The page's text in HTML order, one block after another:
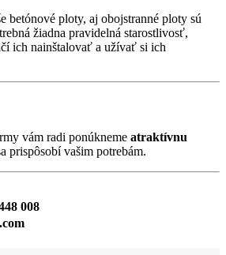
betónové ploty, aj obojstranné ploty sú
žiadna pravidelná starostlivosť,
ich nainštalovať a užívať si ich
vám radi ponúkneme atraktívnu
prispôsobí vašim potrebám.
008